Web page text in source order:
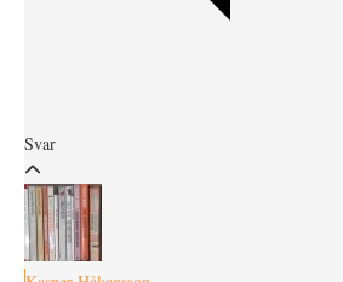
Svar